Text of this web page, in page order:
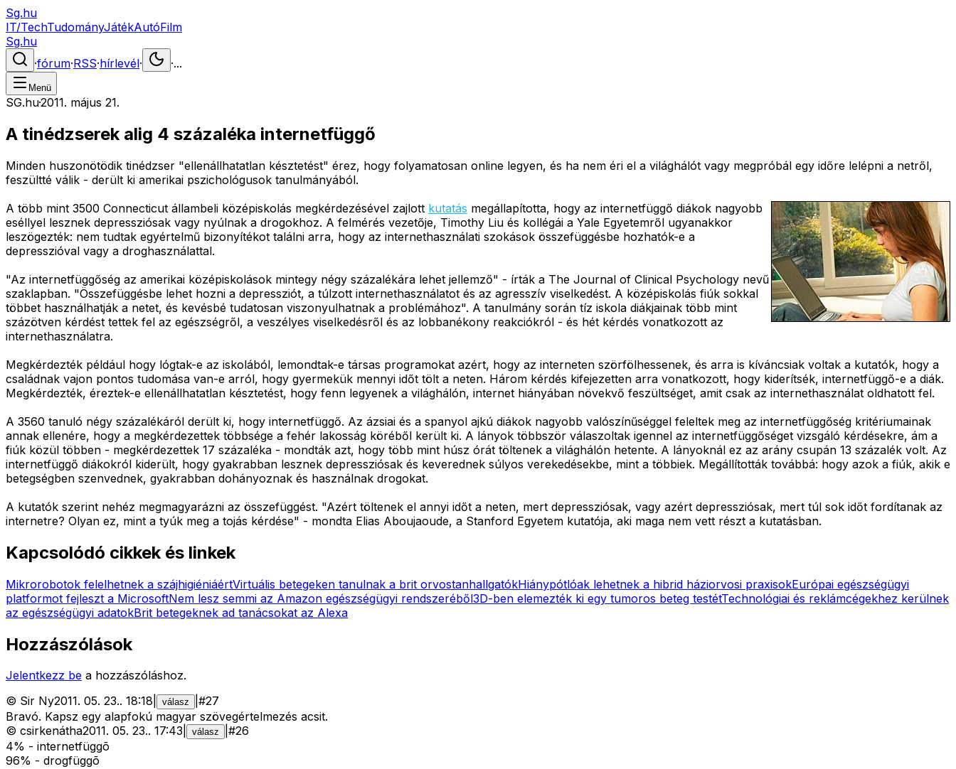
Sg.hu
IT/TechTudományJátékAutóFilm
Sg.hu
·fórum·RSS·hírlevél· ·...
Menü
SG.hu·2011. május 21.
A tinédzserek alig 4 százaléka internetfüggő
Minden huszonötödik tinédzser "ellenállhatatlan késztetést" érez, hogy folyamatosan online legyen, és ha nem éri el a világhálót vagy megpróbál egy időre lelépni a netről,
feszültté válik - derült ki amerikai pszichológusok tanulmányából.
A több mint 3500 Connecticut állambeli középiskolás megkérdezésével zajlott kutatás megállapította, hogy az internetfüggő diákok nagyobb
eséllyel lesznek depressziósak vagy nyúlnak a drogokhoz. A felmérés vezetője, Timothy Liu és kollégái a Yale Egyetemről ugyanakkor
leszögezték: nem tudtak egyértelmű bizonyítékot találni arra, hogy az internethasználati szokások összefüggésbe hozhatók-e a
depresszióval vagy a droghasználattal.
"Az internetfüggőség az amerikai középiskolások mintegy négy százalékára lehet jellemző" - írták a The Journal of Clinical Psychology nevű
szaklapban. "Összefüggésbe lehet hozni a depressziót, a túlzott internethasználatot és az agresszív viselkedést. A középiskolás fiúk sokkal
többet használhatják a netet, és kevésbé tudatosan viszonyulhatnak a problémához". A tanulmány során tíz iskola diákjainak több mint
százötven kérdést tettek fel az egészségről, a veszélyes viselkedésről és az lobbanékony reakciókról - és hét kérdés vonatkozott az
internethasználatra.
Megkérdezték például hogy lógtak-e az iskolából, lemondtak-e társas programokat azért, hogy az interneten szörfölhessenek, és arra is kíváncsiak voltak a kutatók, hogy a
családnak vajon pontos tudomása van-e arról, hogy gyermekük mennyi időt tölt a neten. Három kérdés kifejezetten arra vonatkozott, hogy kiderítsék, internetfüggő-e a diák.
Megkérdezték, éreztek-e ellenállhatatlan késztetést, hogy fenn legyenek a világhálón, internet hiányában növekvő feszültséget, amit csak az internethasználat oldhatott fel.
A 3560 tanuló négy százalékáról derült ki, hogy internetfüggő. Az ázsiai és a spanyol ajkú diákok nagyobb valószínűséggel feleltek meg az internetfüggőség kritériumainak
annak ellenére, hogy a megkérdezettek többsége a fehér lakosság köréből került ki. A lányok többször válaszoltak igennel az internetfüggőséget vizsgáló kérdésekre, ám a
fiúk közül többen - megkérdezettek 17 százaléka - mondták azt, hogy több mint húsz órát töltenek a világhálón hetente. A lányoknál ez az arány csupán 13 százalék volt. Az
internetfüggő diákokról kiderült, hogy gyakrabban lesznek depressziósak és keverednek súlyos verekedésekbe, mint a többiek. Megállították továbbá: hogy azok a fiúk, akik e
betegségben szenvednek, gyakrabban dohányoznak és használnak drogokat.
A kutatók szerint nehéz megmagyarázni az összefüggést. "Azért töltenek el annyi időt a neten, mert depressziósak, vagy azért depressziósak, mert túl sok időt fordítanak az
internetre? Olyan ez, mint a tyúk meg a tojás kérdése" - mondta Elias Aboujaoude, a Stanford Egyetem kutatója, aki maga nem vett részt a kutatásban.
Kapcsolódó cikkek és linkek
Mikrorobotok felelhetnek a szájhigiéniáértVirtuális betegeken tanulnak a brit orvostanhallgatókHiánypótlóak lehetnek a hibrid háziorvosi praxisokEurópai egészségügyi
platformot fejleszt a MicrosoftNem lesz semmi az Amazon egészségügyi rendszeréből3D-ben elemezték ki egy tumoros beteg testétTechnológiai és reklámcégekhez kerülnek
az egészségügyi adatokBrit betegeknek ad tanácsokat az Alexa
Hozzászólások
Jelentkezz be a hozzászóláshoz.
© Sir Ny2011. 05. 23.. 18:18 válasz #27
Bravó. Kapsz egy alapfokú magyar szövegértelmezés acsit.
© csirkenátha2011. 05. 23.. 17:43 válasz #26
4% - internetfüggõ
96% - drogfüggõ